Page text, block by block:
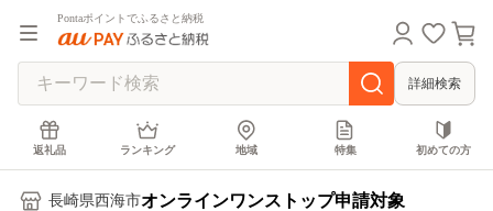
Pontaポイントでふるさと納税
詳細検索
返礼品 ランキング 地域 特集 初めての方
長崎県西海市オンラインワンストップ申請対象